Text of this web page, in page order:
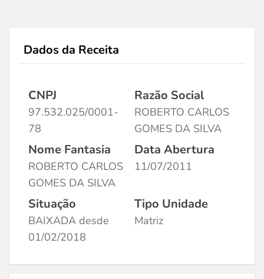
Dados da Receita
CNPJ
97.532.025/0001-
78
Razão Social
ROBERTO CARLOS
GOMES DA SILVA
Nome Fantasia
ROBERTO CARLOS
GOMES DA SILVA
Data Abertura
11/07/2011
Situação
BAIXADA desde
01/02/2018
Tipo Unidade
Matriz